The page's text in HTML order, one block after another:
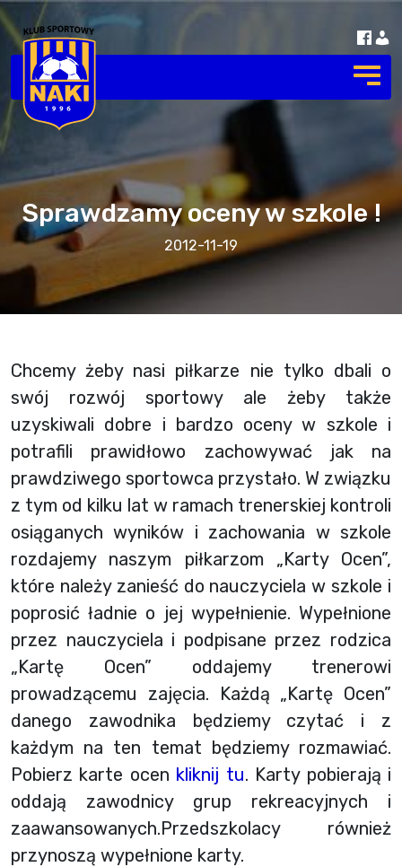
Sprawdzamy oceny w szkole !
2012-11-19
Chcemy żeby nasi piłkarze nie tylko dbali o
swój rozwój sportowy ale żeby także
uzyskiwali dobre i bardzo oceny w szkole i
potrafili prawidłowo zachowywać jak na
prawdziwego sportowca przystało. W związku
z tym od kilku lat w ramach trenerskiej kontroli
osiąganych wyników i zachowania w szkole
rozdajemy naszym piłkarzom „Karty Ocen”,
które należy zanieść do nauczyciela w szkole i
poprosić ładnie o jej wypełnienie. Wypełnione
przez nauczyciela i podpisane przez rodzica
„Kartę Ocen” oddajemy trenerowi
prowadzącemu zajęcia. Każdą „Kartę Ocen”
danego zawodnika będziemy czytać i z
każdym na ten temat będziemy rozmawiać.
Pobierz karte ocen kliknij tu. Karty pobierają i
oddają zawodnicy grup rekreacyjnych i
zaawansowanych.Przedszkolacy również
przynoszą wypełnione karty.